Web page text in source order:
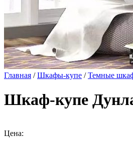
Главная /Шкафы-купе /Темные
Шкаф-купе
Цена: